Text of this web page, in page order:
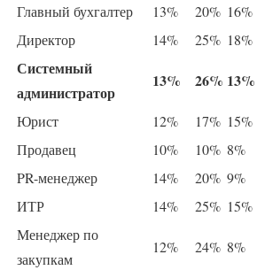
Главный бухгалтер
13% 20% 16%
Директор
14% 25% 18%
Системный
администратор
13% 26% 13%
Юрист 12% 17% 15%
Продавец
10% 10% 8%
PR-менеджер
14% 20% 9%
ИТР
14% 25% 15%
Менеджер по
закупкам
12% 24% 8%